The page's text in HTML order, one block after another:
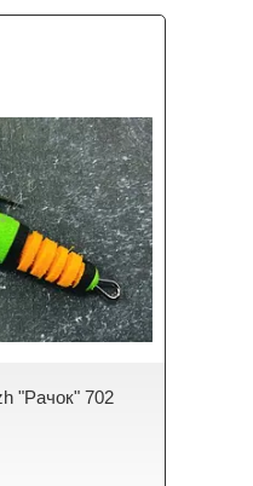
"Рачок" 702